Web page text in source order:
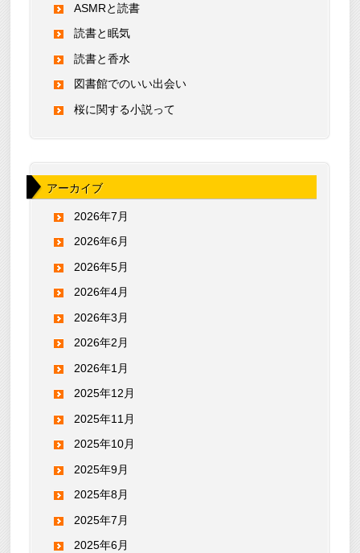
ASMRと読書
読書と眠気
読書と香水
図書館でのいい出会い
桜に関する小説って
アーカイブ
2026年7月
2026年6月
2026年5月
2026年4月
2026年3月
2026年2月
2026年1月
2025年12月
2025年11月
2025年10月
2025年9月
2025年8月
2025年7月
2025年6月